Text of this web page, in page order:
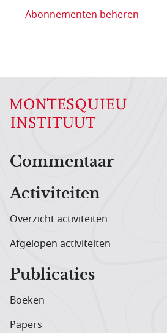
Abonnementen beheren
Hoofdnavigatiemenu
Commentaar
Activiteiten
Overzicht activiteiten
Afgelopen activiteiten
Publicaties
Boeken
Papers